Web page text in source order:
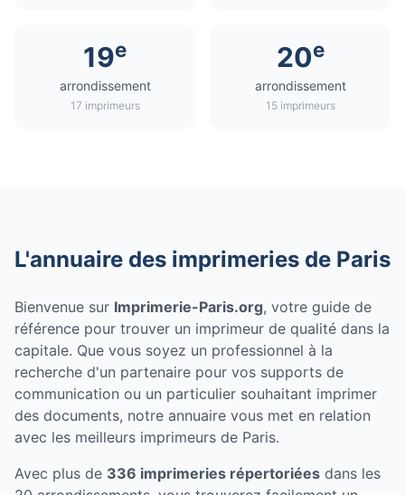
19e
arrondissement
17 imprimeurs
20e
arrondissement
15 imprimeurs
L'annuaire des imprimeries de Paris
Bienvenue sur Imprimerie-Paris.org, votre guide de
référence pour trouver un imprimeur de qualité dans la
capitale. Que vous soyez un professionnel à la
recherche d'un partenaire pour vos supports de
communication ou un particulier souhaitant imprimer
des documents, notre annuaire vous met en relation
avec les meilleurs imprimeurs de Paris.
Avec plus de 336 imprimeries répertoriées dans les